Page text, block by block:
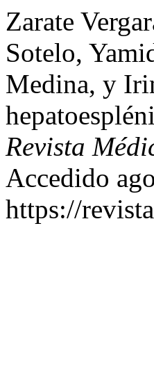
Zarate
Sotelo,
Medina, y
Revista
Accedido
https://